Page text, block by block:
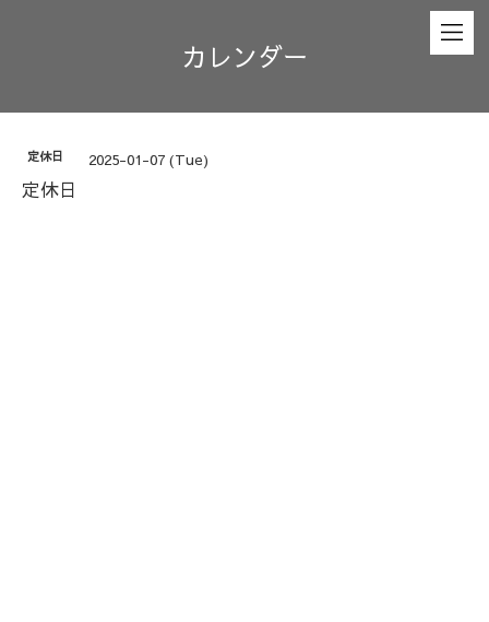
カレンダー
定休日 2025-01-07 (Tue)
定休日